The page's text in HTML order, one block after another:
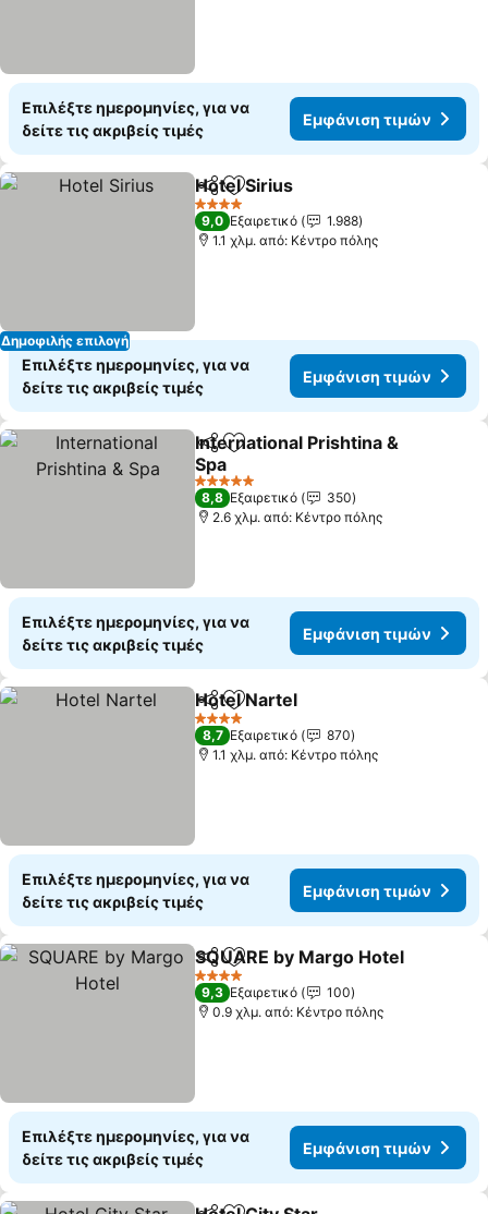
Επιλέξτε ημερομηνίες, για να
δείτε τις ακριβείς τιμές
Εμφάνιση τιμών
Δημοφιλής επιλογή
Κοινοποίηση
Προσθήκη στα αγαπημένα
Hotel Sirius
4 Αστέρια
9,0 Εξαιρετικό
1.988
1.1 χλμ. από: Κέντρο πόλης
Επιλέξτε ημερομηνίες, για να
δείτε τις ακριβείς τιμές
Εμφάνιση τιμών
Κοινοποίηση
Προσθήκη στα αγαπημένα
International Prishtina &
Spa
Εμφάνιση τιμών
5 Αστέρια
8,8 Εξαιρετικό
350
2.6 χλμ. από: Κέντρο πόλης
Επιλέξτε ημερομηνίες, για να
δείτε τις ακριβείς τιμές
Εμφάνιση τιμών
Κοινοποίηση
Προσθήκη στα αγαπημένα
Hotel Nartel
4 Αστέρια
8,7 Εξαιρετικό
870
1.1 χλμ. από: Κέντρο πόλης
Επιλέξτε ημερομηνίες, για να
δείτε τις ακριβείς τιμές
Εμφάνιση τιμών
Κοινοποίηση
Προσθήκη στα αγαπημένα
SQUARE by Margo Hotel
4 Αστέρια
9,3 Εξαιρετικό
100
0.9 χλμ. από: Κέντρο πόλης
Επιλέξτε ημερομηνίες, για να
δείτε τις ακριβείς τιμές
Εμφάνιση τιμών